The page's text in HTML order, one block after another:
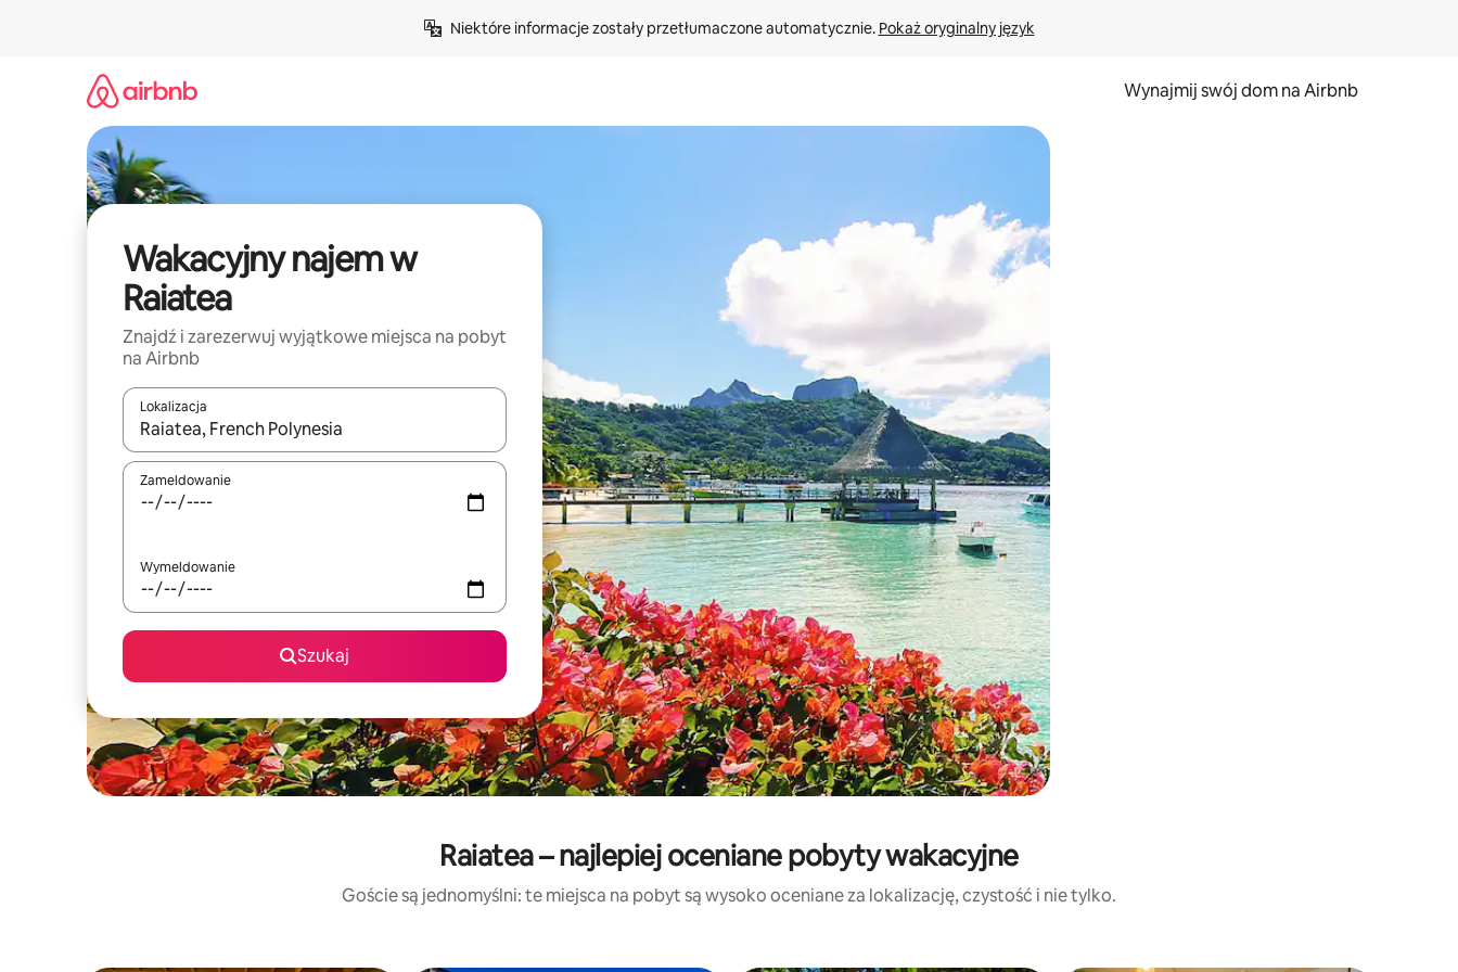
Niektóre informacje zostały przetłumaczone automatycznie. Pokaż oryginalny język
Wynajmij swój dom na Airbnb
Wakacyjny najem w
Raiatea
Znajdź i zarezerwuj wyjątkowe miejsca na pobyt
na Airbnb
Lokalizacja
Gdy wyniki będą dostępne, możesz poruszać się po nich za pomocą klawiszy strzałek w górę i w dół lub przeglądać je za pomocą gestów dotykowych lub przesuwania.
Zameldowanie
Wymeldowanie
Szukaj
Raiatea – najlepiej oceniane pobyty wakacyjne
Goście są jednomyślni: te miejsca na pobyt są wysoko oceniane za lokalizację, czystość i nie tylko.